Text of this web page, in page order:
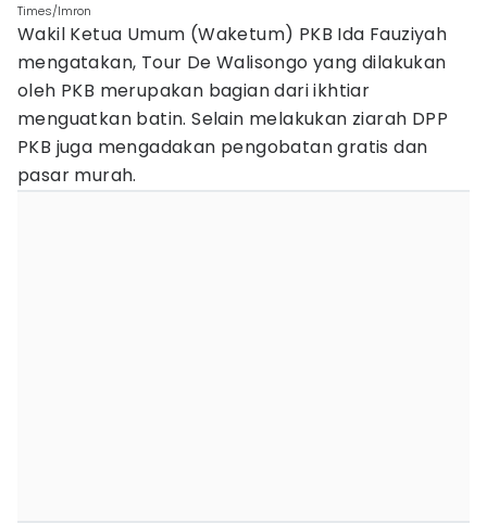
Times/Imron
Wakil Ketua Umum (Waketum) PKB Ida Fauziyah
mengatakan, Tour De Walisongo yang dilakukan
oleh PKB merupakan bagian dari ikhtiar
menguatkan batin. Selain melakukan ziarah DPP
PKB juga mengadakan pengobatan gratis dan
pasar murah.